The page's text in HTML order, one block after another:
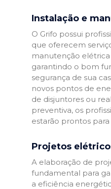
Instalação e
O Grifo possui
que oferecem
manutenção elétrica
garantindo o bom
segurança de sua
novos pontos de
de disjuntores ou
preventiva, os
estarão prontos
Projetos
A elaboração de
fundamental para
a eficiência